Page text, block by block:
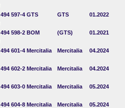
494 597-4 GTS GTS 01.2022
494 598-2 BOM (GTS) 01.2021
494 601-4 Mercitalia Mercitalia 04.2024
494 602-2 Mercitalia Mercitalia 04.2024
494 603-0 Mercitalia Mercitalia 05.2024
494 604-8 Mercitalia Mercitalia 05.2024